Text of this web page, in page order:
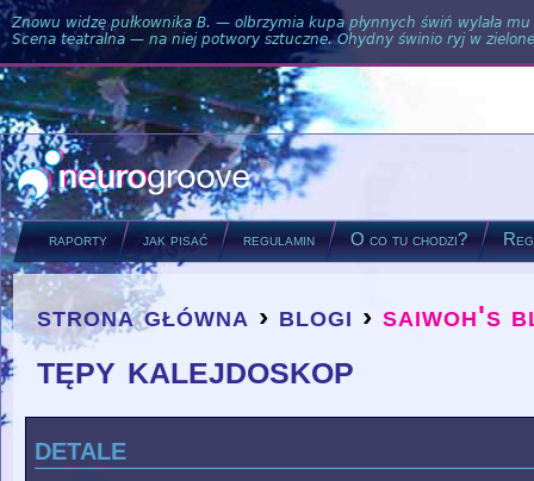
Znowu widzę pułkownika B. — olbrzymia kupa płynnych świń wylała
Scena teatralna — na niej potwory sztuczne. Ohydny świnio ryj w
raporty jak pisać regulamin O co tu chodzi?
you are here
strona główna › blogi › saiwoh's
tępy kalejdoskop
detale